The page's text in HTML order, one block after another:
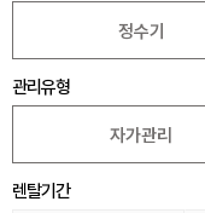
정수기
관리유형
자가관리
렌탈기간